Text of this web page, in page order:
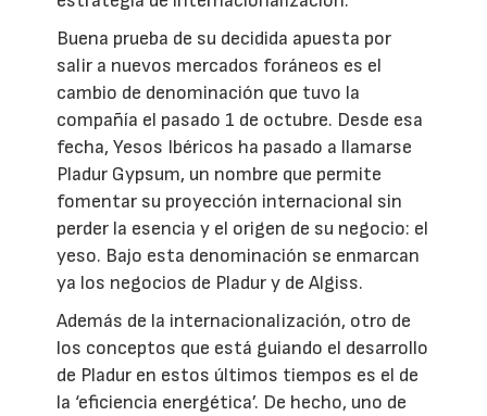
Buena prueba de su decidida apuesta por
salir a nuevos mercados foráneos es el
cambio de denominación que tuvo la
compañía el pasado 1 de octubre. Desde esa
fecha, Yesos Ibéricos ha pasado a llamarse
Pladur Gypsum, un nombre que permite
fomentar su proyección internacional sin
perder la esencia y el origen de su negocio: el
yeso. Bajo esta denominación se enmarcan
ya los negocios de Pladur y de Algiss.
Además de la internacionalización, otro de
los conceptos que está guiando el desarrollo
de Pladur en estos últimos tiempos es el de
la ‘eficiencia energética’. De hecho, uno de